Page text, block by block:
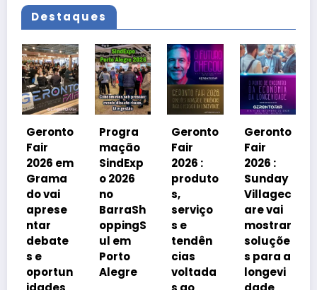
Destaques
Progra
mação
SindExp
o 2026
no
BarraSh
oppingS
ul em
Porto
Alegre
Geronto
Fair
2026 :
produto
s,
serviço
s e
tendên
cias
voltada
Geronto
Fair
2026 :
Sunday
are vai
mostrar
soluçõe
s para a
longevi
Geronto
Fair
2026 em
Grama
do
debater
á
avanço
imobiliá
rio
impulsi
onado
pelo